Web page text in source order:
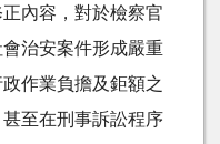
內容，對於檢察官
治安案件形成嚴重
作業負擔及鉅額之
至在刑事訴訟程序